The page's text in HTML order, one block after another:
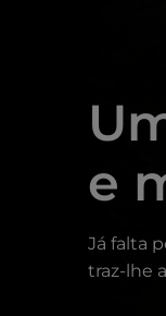
e
Já falta
traz-lhe